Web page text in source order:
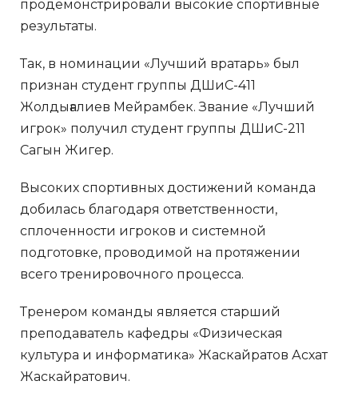
продемонстрировали высокие спортивные
результаты.
Так, в номинации «Лучший вратарь» был
признан студент группы ДШиС-411
Жолдығалиев Мейрамбек. Звание «Лучший
игрок» получил студент группы ДШиС-211
Сагын Жигер.
Высоких спортивных достижений команда
добилась благодаря ответственности,
сплоченности игроков и системной
подготовке, проводимой на протяжении
всего тренировочного процесса.
Тренером команды является старший
преподаватель кафедры «Физическая
культура и информатика» Жаскайратов Асхат
Жаскайратович.